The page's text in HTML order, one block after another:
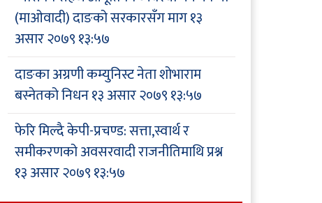
(माओवादी) दाङको सरकारसँग माग१३
असार २०७९ १३:५७
दाङका अग्रणी कम्युनिस्ट नेता शोभाराम
बस्नेतको निधन१३ असार २०७९ १३:५७
फेरि मिल्दै केपी-प्रचण्ड: सत्ता,स्वार्थ र
समीकरणको अवसरवादी राजनीतिमाथि प्रश्न
१३ असार २०७९ १३:५७